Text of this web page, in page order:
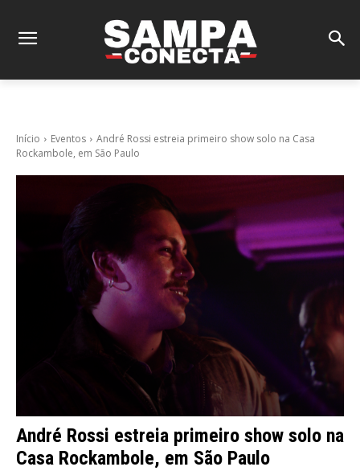
Início Eventos
André Rossi estreia primeiro show solo na Casa
Rockambole, em São Paulo
André Rossi estreia primeiro show solo na
Casa Rockambole, em São Paulo